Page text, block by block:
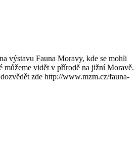
výstavu Fauna Moravy, kde se mohli
můžeme vidět v přírodě na jižní Moravě.
zde http://www.mzm.cz/fauna-